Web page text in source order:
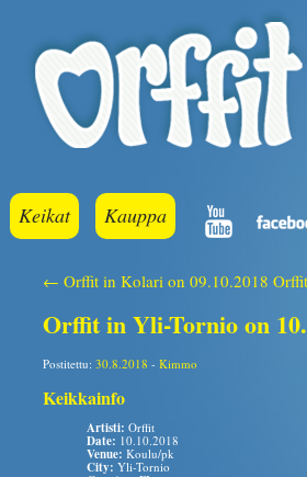
Keikat Kauppa
← Orffit in Kolari on 09.10.2018
Orffit in Yli-Tornio on
Postitettu: 30.8.2018 - Kimmo
Keikkainfo
Artisti: Orffit
Date: 10.10.2018
Venue: Koulu/pk
City: Yli-Tornio